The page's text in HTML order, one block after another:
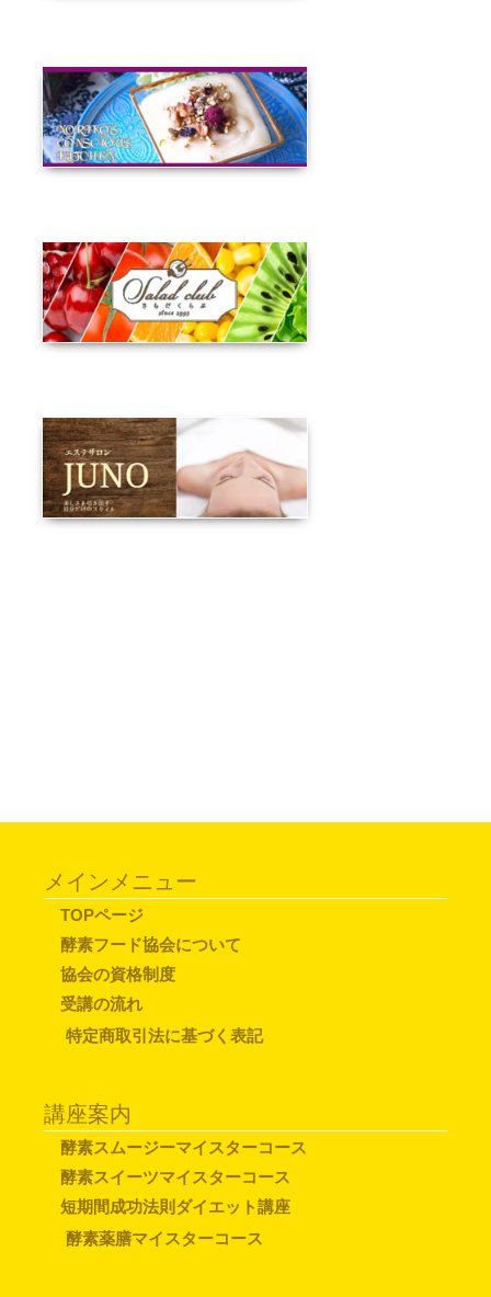
メインメニュー
TOPページ
酵素フード協会について
協会の資格制度
受講の流れ
特定商取引法に基づく表記
講座案内
酵素スムージーマイスターコース
酵素スイーツマイスターコース
短期間成功法則ダイエット講座
酵素薬膳マイスターコース